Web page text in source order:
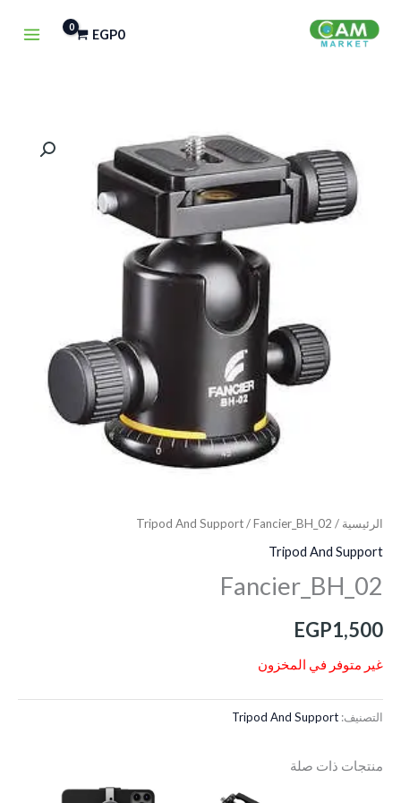
EGP0
الرئيسية /
Tripod And Support/ Fancier_BH_02
Tripod And Support
Fancier_BH_02
EGP1,500
غير متوفر في المخزون
التصنيف: Tripod And Support
منتجات ذات صلة
السعر